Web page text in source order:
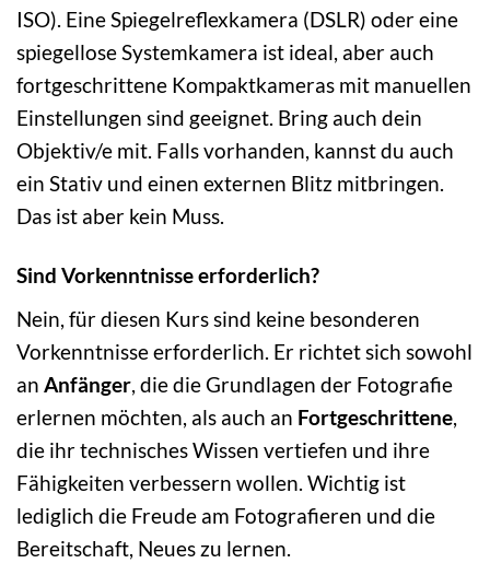
ISO). Eine Spiegelreflexkamera (DSLR) oder eine
spiegellose Systemkamera ist ideal, aber auch
fortgeschrittene Kompaktkameras mit manuellen
Einstellungen sind geeignet. Bring auch dein
Objektiv/e mit. Falls vorhanden, kannst du auch
ein Stativ und einen externen Blitz mitbringen.
Das ist aber kein Muss.
Sind Vorkenntnisse erforderlich?
Nein, für diesen Kurs sind keine besonderen
Vorkenntnisse erforderlich. Er richtet sich sowohl
an Anfänger, die die Grundlagen der Fotografie
erlernen möchten, als auch an Fortgeschrittene,
die ihr technisches Wissen vertiefen und ihre
Fähigkeiten verbessern wollen. Wichtig ist
lediglich die Freude am Fotografieren und die
Bereitschaft, Neues zu lernen.